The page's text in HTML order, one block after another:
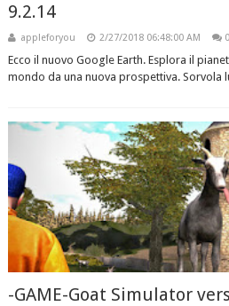
9.2.14
appleforyou 2/27/2018 06:48:00 AM 0
Ecco il nuovo Google Earth. Esplora il
mondo da una nuova prospettiva. Sorvola
-GAME-Goat Simulator